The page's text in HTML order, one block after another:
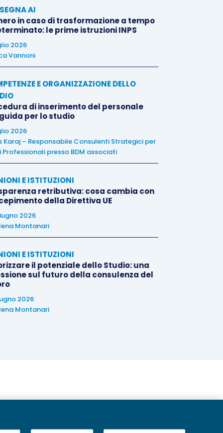
AI
in caso di trasformazione a tempo
le prime istruzioni INPS
2026
Vannoni
E ORGANIZZAZIONE DELLO
di inserimento del personale
per lo studio
2026
Karaj – Responsabile Consulenti Strategici per
Professionali presso BDM associati
E ISTITUZIONI
retributiva: cosa cambia con
della Direttiva UE
2026
Montanari
E ISTITUZIONI
il potenziale dello Studio: una
sul futuro della consulenza del
2026
Montanari